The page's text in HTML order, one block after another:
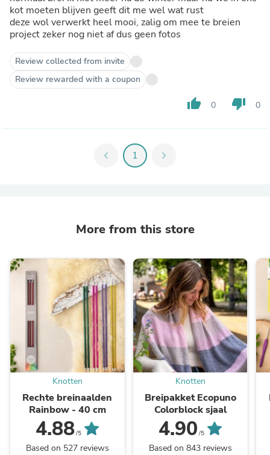
kot moeten blijven geeft dit me wel wat rust
deze wol verwerkt heel mooi, zalig om mee te breien
project zeker nog niet af dus geen fotos
Review collected from invite
Review rewarded with a coupon
thumb_up 0 thumb_down 0
chevron_left 1 chevron_right
More from this store
Knotten
Rechte breinaalden
Rainbow - 40 cm
4.88/5
Based on 527 reviews
Knotten
Breipakket Ecopuno
Colorblock sjaal
4.90 /5
Based on 843 reviews